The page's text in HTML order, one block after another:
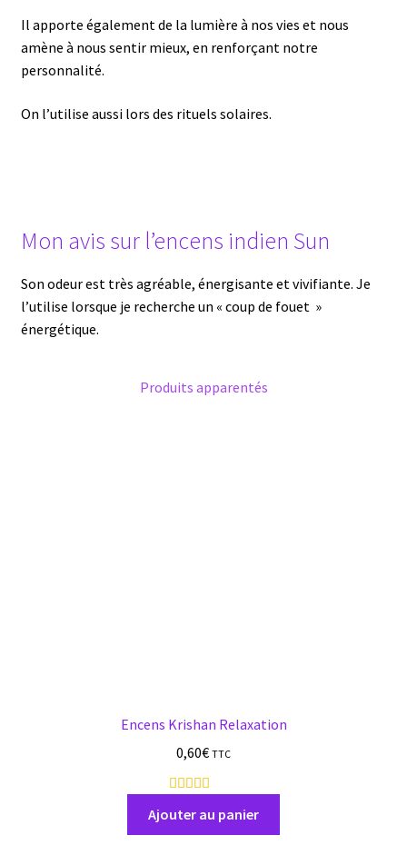
Il apporte également de la lumière à nos vies et nous
amène à nous sentir mieux, en renforçant notre
personnalité.
On l’utilise aussi lors des rituels solaires.
Mon avis sur l’encens indien Sun
Son odeur est très agréable, énergisante et vivifiante. Je
l’utilise lorsque je recherche un « coup de fouet »
énergétique.
Produits apparentés
Encens Krishan Relaxation
0,60€ TTC
Ajouter au panier